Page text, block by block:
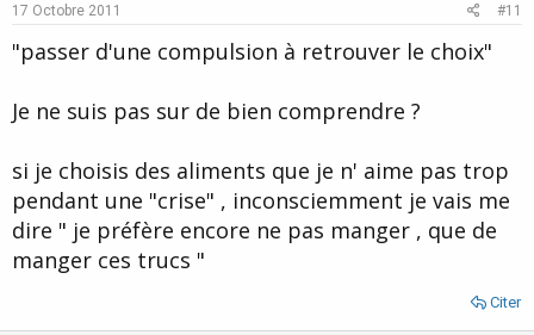
e
17 Octobre 2011 #11
"passer d'une compulsion à retrouver le choix"
Je ne suis pas sur de bien comprendre ?
si je choisis des aliments que je n' aime pas trop
pendant une "crise" , inconsciemment je vais me
dire " je préfère encore ne pas manger , que de
manger ces trucs "
Citer